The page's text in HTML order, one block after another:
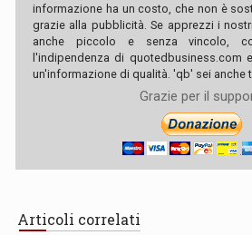
informazione ha un costo, che non è
grazie alla pubblicità. Se apprezzi i
anche piccolo e senza vincolo,
l'indipendenza di quotedbusiness.com
un'informazione di qualità. 'qb' sei anche
Grazie per il
Articoli correlati